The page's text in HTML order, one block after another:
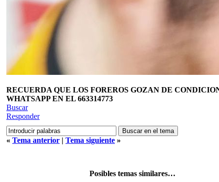
RECUERDA QUE LOS FOREROS GOZAN DE
WHATSAPP EN EL 663314773
Buscar
Responder
« Tema anterior | Tema siguiente »
Posibles temas similares…